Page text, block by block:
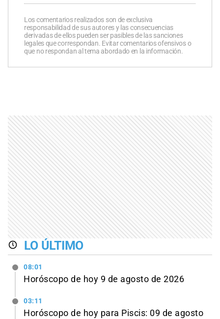
Los comentarios realizados son de exclusiva
responsabilidad de sus autores y las consecuencias
derivadas de ellos pueden ser pasibles de las sanciones
legales que correspondan. Evitar comentarios ofensivos o
que no respondan al tema abordado en la información.
LO ÚLTIMO
08:01
Horóscopo de hoy 9 de agosto de 2026
03:11
Horóscopo de hoy para Piscis: 09 de agosto